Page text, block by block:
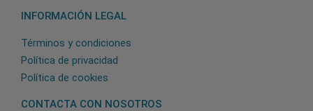
INFORMACIÓN LEGAL
Términos y condiciones
Política de privacidad
Política de cookies
CONTACTA CON NOSOTROS